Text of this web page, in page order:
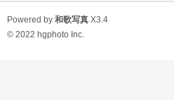
Powered by 和歌写真 X3.4
© 2022 hgphoto Inc.